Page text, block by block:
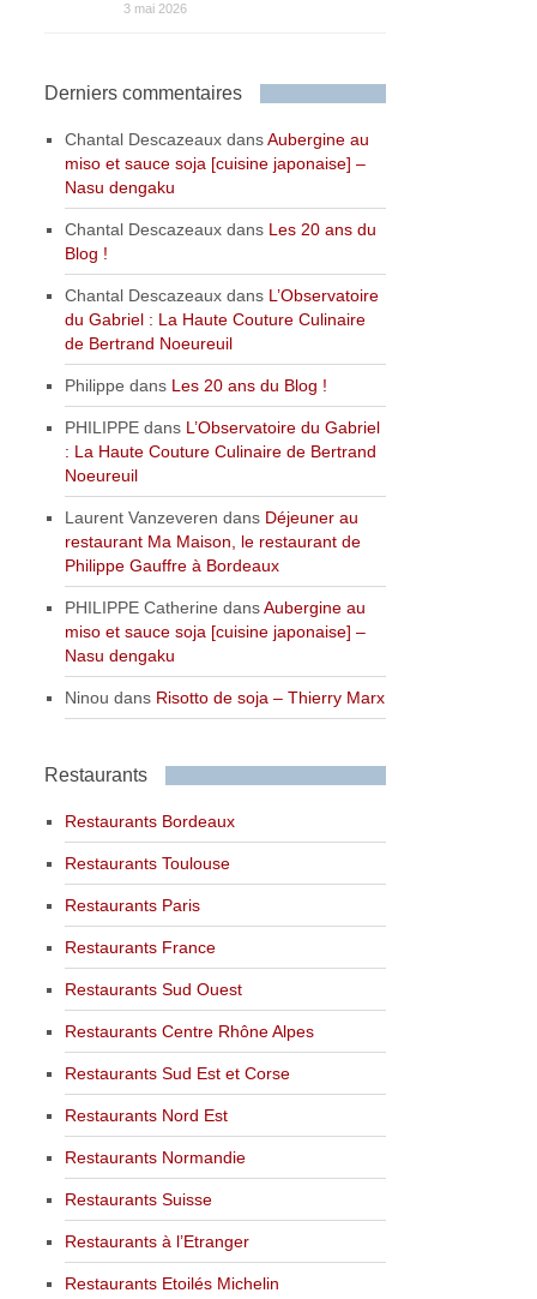
3 mai 2026
Derniers commentaires
Chantal Descazeaux dansAubergine au
miso et sauce soja [cuisine japonaise] –
Nasu dengaku
Chantal Descazeaux dans Les 20 ans du
Blog !
Chantal Descazeaux dans L’Observatoire
du Gabriel : La Haute Couture Culinaire
de Bertrand Noeureuil
Philippe dans Les 20 ans du Blog !
PHILIPPE dans L’Observatoire du Gabriel
: La Haute Couture Culinaire de Bertrand
Noeureuil
Laurent Vanzeveren dans Déjeuner au
restaurant Ma Maison, le restaurant de
Philippe Gauffre à Bordeaux
PHILIPPE Catherine dansAubergine au
miso et sauce soja [cuisine japonaise] –
Nasu dengaku
Ninou dans Risotto de soja – Thierry Marx
Restaurants
Restaurants Bordeaux
Restaurants Toulouse
Restaurants Paris
Restaurants France
Restaurants Sud Ouest
Restaurants Centre Rhône Alpes
Restaurants Sud Est et Corse
Restaurants Nord Est
Restaurants Normandie
Restaurants Suisse
Restaurants à l’Etranger
Restaurants Etoilés Michelin